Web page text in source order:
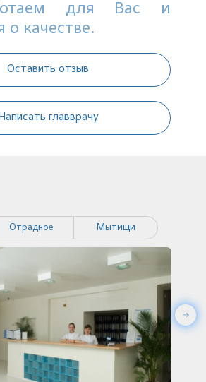
для Вас и
о качестве.
Оставить отзыв
Написать главврачу
Отрадное Мытищи